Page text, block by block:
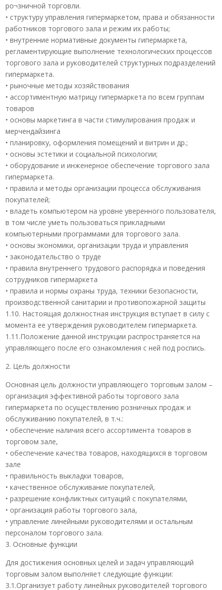
ро¬зничной торговли.
• структуру управления гипермаркетом, права и обязанности
работников торгового зала и режим их работы;
• внутренние нормативные документы гипермаркета,
регламентирующие выполнение технологических процессов
торгового зала и руководителей структурных подразделений
гипермаркета.
• рыночные методы хозяйствования
• ассортиментную матрицу гипермаркета по всем группам
товаров
• основы маркетинга в части стимулирования продаж и
мерчендайзинга
• планировку, оформления помещений и витрин и др.;
• основы эстетики и социальной психологии;
• оборудование и инженерное обеспечение торгового зала
гипермаркета.
• правила и методы организации процесса обслуживания
покупателей;
• владеть компьютером на уровне уверенного пользователя,
в том числе уметь пользоваться прикладными
компьютерными программами для торгового зала.
• основы экономики, организации труда и управления
• законодательство о труде
• правила внутреннего трудового распорядка и поведения
сотрудников гипермаркета
• правила и нормы охраны труда, техники безопасности,
производственной санитарии и противопожарной защиты
1.10. Настоящая должностная инструкция вступает в силу с
момента ее утверждения руководителем гипермаркета.
1.11.Положение данной инструкции распространяется на
управляющего после его ознакомления с ней под роспись.
2. Цель должности
Основная цель должности управляющего торговым залом –
организация эффективной работы торгового зала
гипермаркета по осуществлению розничных продаж и
обслуживанию покупателей, в т.ч.:
• обеспечение наличия всего ассортимента товаров в
торговом зале,
• обеспечение качества товаров, находящихся в торговом
зале
• правильность выкладки товаров,
• качественное обслуживание покупателей,
• разрешение конфликтных ситуаций с покупателями,
• организация работы торгового зала,
• управление линейными руководителями и остальным
персоналом торгового зала.
3. Основные функции
Для достижения основных целей и задач управляющий
торговым залом выполняет следующие функции:
3.1.Организует работу линейных руководителей торгового